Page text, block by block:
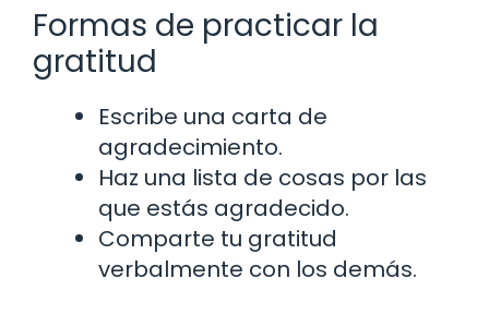
Formas de practicar la
gratitud
Escribe una carta de
agradecimiento.
Haz una lista de cosas por las
que estás agradecido.
Comparte tu gratitud
verbalmente con los demás.